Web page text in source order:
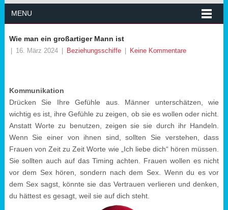
MENU
Wie man ein großartiger Mann ist
16. März 2024 Beziehungsschiffe Keine Kommentare
Kommunikation
Drücken Sie Ihre Gefühle aus. Männer unterschätzen, wie
wichtig es ist, ihre Gefühle zu zeigen, ob sie es wollen oder nicht.
Anstatt Worte zu benutzen, zeigen sie sie durch ihr Handeln.
Wenn Sie einer von ihnen sind, sollten Sie verstehen, dass
Frauen von Zeit zu Zeit Worte wie „Ich liebe dich“ hören müssen.
Sie sollten auch auf das Timing achten. Frauen wollen es nicht
vor dem Sex hören, sondern nach dem Sex. Wenn du es vor
dem Sex sagst, könnte sie das Vertrauen verlieren und denken,
du hättest es gesagt, weil sie auf dich steht.